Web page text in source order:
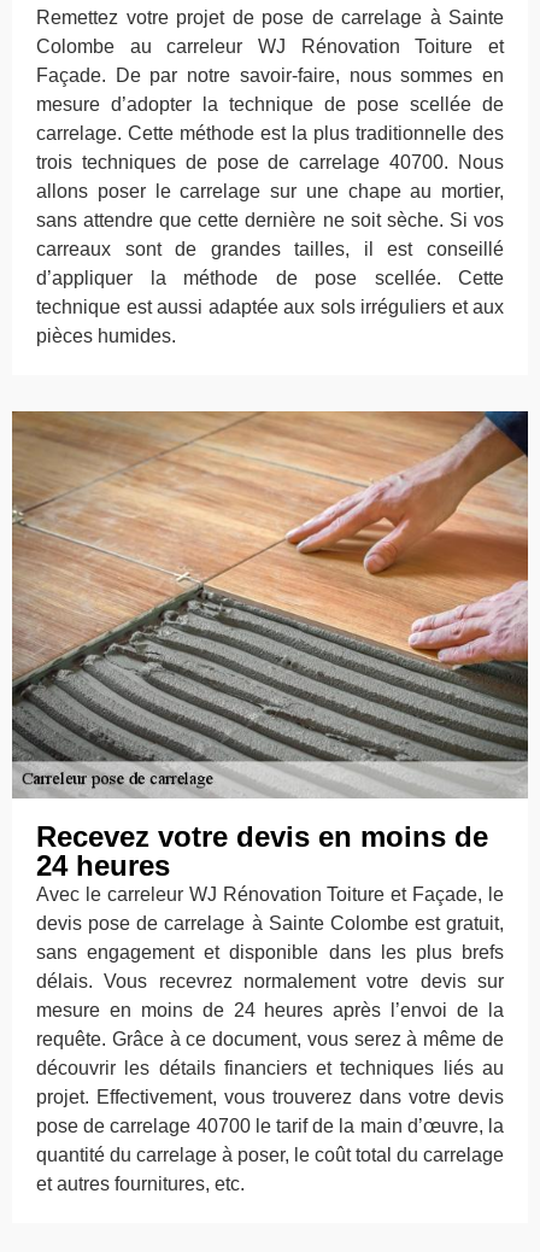
Remettez votre projet de pose de carrelage à Sainte
Colombe au carreleur WJ Rénovation Toiture et
Façade. De par notre savoir-faire, nous sommes en
mesure d’adopter la technique de pose scellée de
carrelage. Cette méthode est la plus traditionnelle des
trois techniques de pose de carrelage 40700. Nous
allons poser le carrelage sur une chape au mortier,
sans attendre que cette dernière ne soit sèche. Si vos
carreaux sont de grandes tailles, il est conseillé
d’appliquer la méthode de pose scellée. Cette
technique est aussi adaptée aux sols irréguliers et aux
pièces humides.
Recevez votre devis en moins de
24 heures
Avec le carreleur WJ Rénovation Toiture et Façade, le
devis pose de carrelage à Sainte Colombe est gratuit,
sans engagement et disponible dans les plus brefs
délais. Vous recevrez normalement votre devis sur
mesure en moins de 24 heures après l’envoi de la
requête. Grâce à ce document, vous serez à même de
découvrir les détails financiers et techniques liés au
projet. Effectivement, vous trouverez dans votre devis
pose de carrelage 40700 le tarif de la main d’œuvre, la
quantité du carrelage à poser, le coût total du carrelage
et autres fournitures, etc.